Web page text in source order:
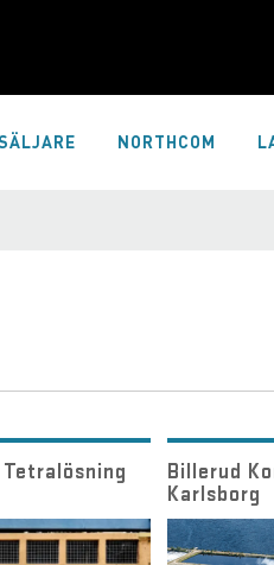
NORTHCOM
Billerud
Karlsborg